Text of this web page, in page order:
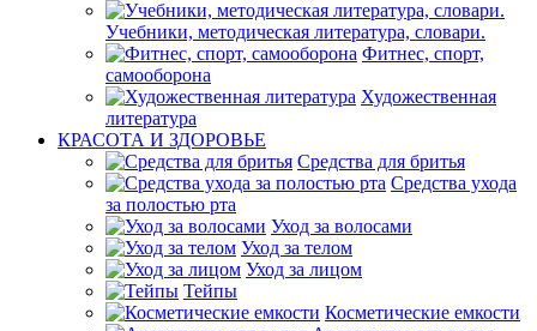
Учебники, методическая литература, словари.
Фитнес, спорт,
самооборона
Художественная
литература
КРАСОТА И ЗДОРОВЬЕ
Средства для бритья
Средства ухода
за полостью рта
Уход за волосами
Уход за телом
Уход за лицом
Тейпы
Косметические емкости